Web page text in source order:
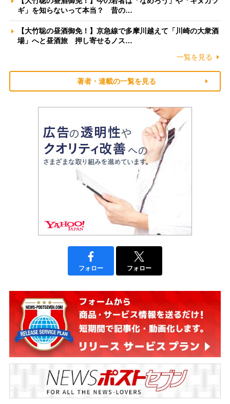
ギ」を知らないって本当？ 昔の…
【大竹聡の昼酒御免！】京急線で多摩川越えて「川崎の大衆酒
場」へと昼酒旅 押し寄せるノス…
一覧を見る
著者・連載の一覧を見る
フォロー フォロー